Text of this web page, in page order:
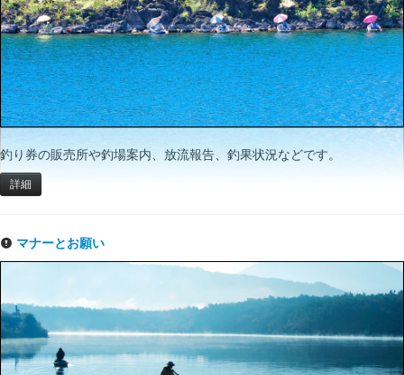
釣り券の販売所や釣場案内、放流報告、釣果状況などです。
詳細
マナーとお願い